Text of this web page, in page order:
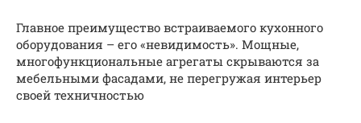
Главное преимущество встраиваемого кухонного
оборудования – его «невидимость». Мощные,
многофункциональные агрегаты скрываются за
мебельными фасадами, не перегружая интерьер
своей техничностью